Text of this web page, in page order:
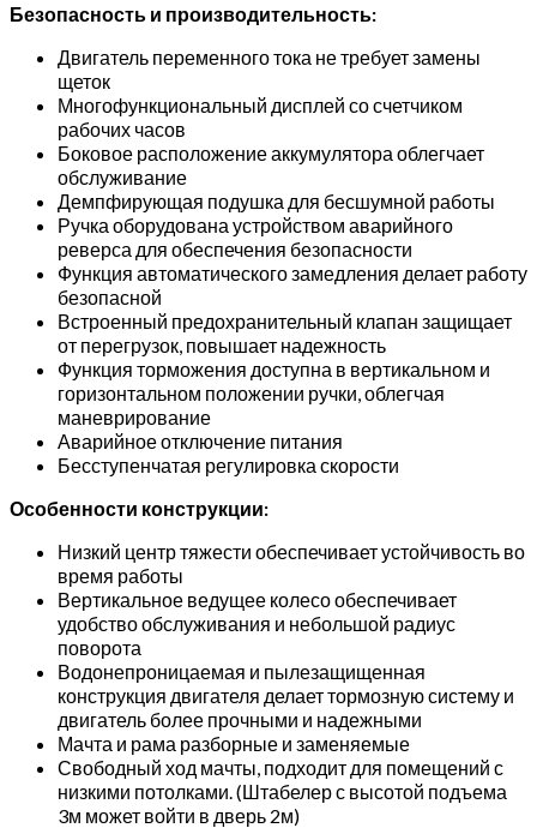
Безопасность и производительность:
Двигатель переменного тока не требует замены
щеток
Многофункциональный дисплей со счетчиком
рабочих часов
Боковое расположение аккумулятора облегчает
обслуживание
Демпфирующая подушка для бесшумной работы
Ручка оборудована устройством аварийного
реверса для обеспечения безопасности
Функция автоматического замедления делает работу
безопасной
Встроенный предохранительный клапан защищает
от перегрузок, повышает надежность
Функция торможения доступна в вертикальном и
горизонтальном положении ручки, облегчая
маневрирование
Аварийное отключение питания
Бесступенчатая регулировка скорости
Особенности конструкции:
Низкий центр тяжести обеспечивает устойчивость во
время работы
Вертикальное ведущее колесо обеспечивает
удобство обслуживания и небольшой радиус
поворота
Водонепроницаемая и пылезащищенная
конструкция двигателя делает тормозную систему и
двигатель более прочными и надежными
Мачта и рама разборные и заменяемые
Свободный ход мачты, подходит для помещений с
низкими потолками. (Штабелер с высотой подъема
3м может войти в дверь 2м)